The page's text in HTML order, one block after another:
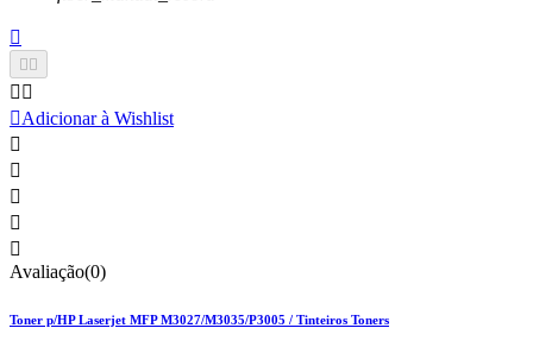

 
 
Adicionar à Wishlist





Avaliação(0)
Toner p/HP Laserjet MFP M3027/M3035/P3005 / Tinteiros Toners